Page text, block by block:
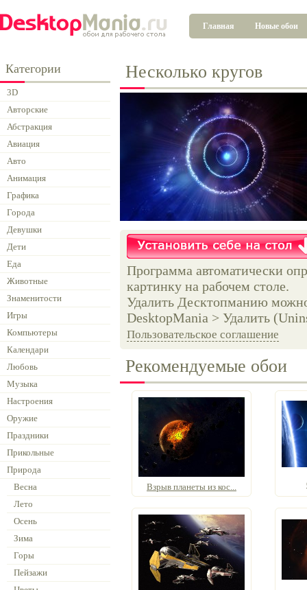
Главная Новые обои
Категории
3D
Авторские
Абстракция
Авиация
Авто
Анимация
Графика
Города
Девушки
Дети
Еда
Животные
Знаменитости
Игры
Компьютеры
Календари
Любовь
Музыка
Настроения
Оружие
Праздники
Прикольные
Природа
Весна
Лето
Осень
Зима
Горы
Пейзажи
Несколько кругов
Программа автоматически
картинку на рабочем столе.
Удалить Десктопманию
DesktopMania > Удалить
Пользовательское соглашение
Рекомендуемые обои
Взрыв планеты из кос...